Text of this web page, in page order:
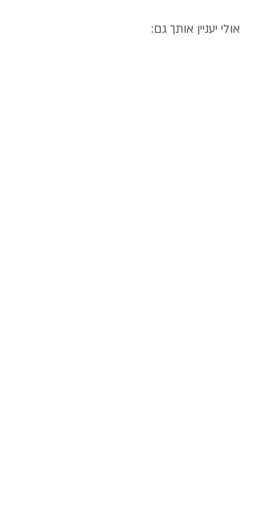
אולי יעניין אותך גם: